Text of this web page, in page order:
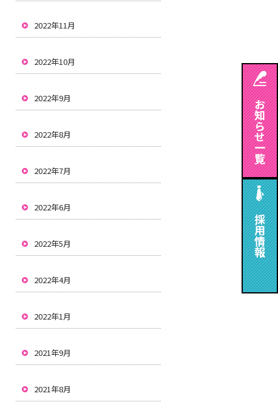
2022年11月
2022年10月
2022年9月
2022年8月
2022年7月
2022年6月
2022年5月
2022年4月
2022年1月
2021年9月
2021年8月